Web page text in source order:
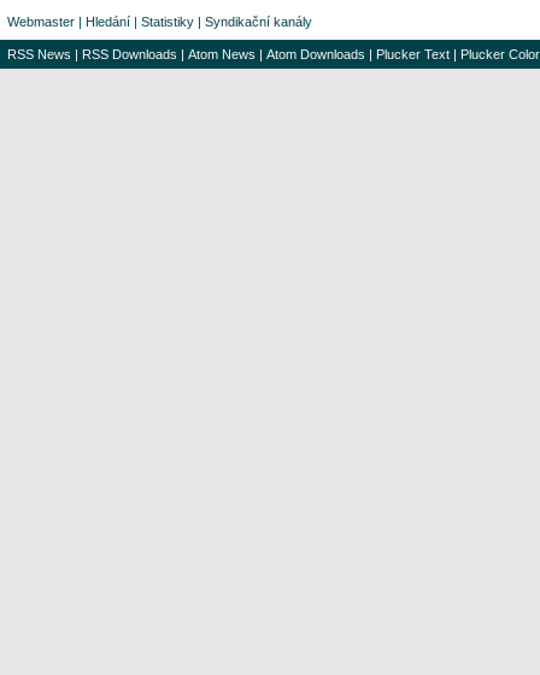
Webmaster | Hledání | Statistiky | Syndikační kanály
RSS News | RSS Downloads | Atom News | Atom Downloads | Plucker Text | Plucker Color